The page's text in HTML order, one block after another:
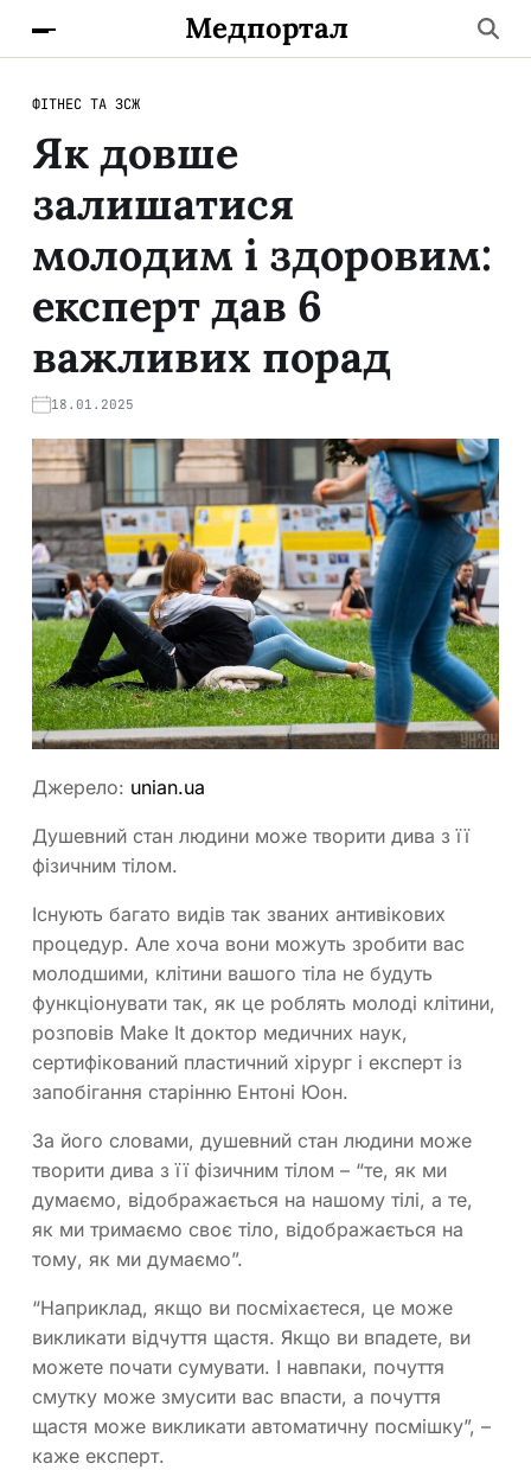
Медпортал
ФІТНЕС ТА ЗСЖ
Як довше
залишатися
молодим і здоровим:
експерт дав 6
важливих порад
18.01.2025
Джерело: unian.ua
Душевний стан людини може творити дива з її
фізичним тілом.
Існують багато видів так званих антивікових
процедур. Але хоча вони можуть зробити вас
молодшими, клітини вашого тіла не будуть
функціонувати так, як це роблять молоді клітини,
розповів Make It доктор медичних наук,
сертифікований пластичний хірург і експерт із
запобігання старінню Ентоні Юон.
За його словами, душевний стан людини може
творити дива з її фізичним тілом – “те, як ми
думаємо, відображається на нашому тілі, а те,
як ми тримаємо своє тіло, відображається на
тому, як ми думаємо”.
“Наприклад, якщо ви посміхаєтеся, це може
викликати відчуття щастя. Якщо ви впадете, ви
можете почати сумувати. І навпаки, почуття
смутку може змусити вас впасти, а почуття
щастя може викликати автоматичну посмішку”, –
каже експерт.